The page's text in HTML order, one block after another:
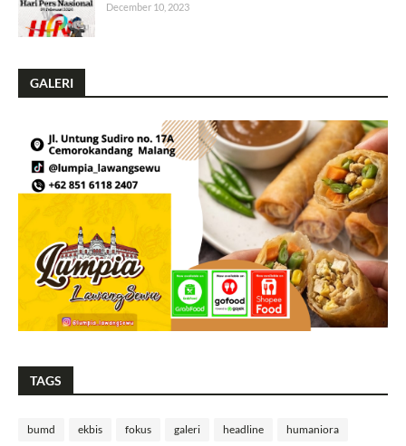
December 10, 2023
GALERI
TAGS
bumd ekbis fokus galeri headline humaniora